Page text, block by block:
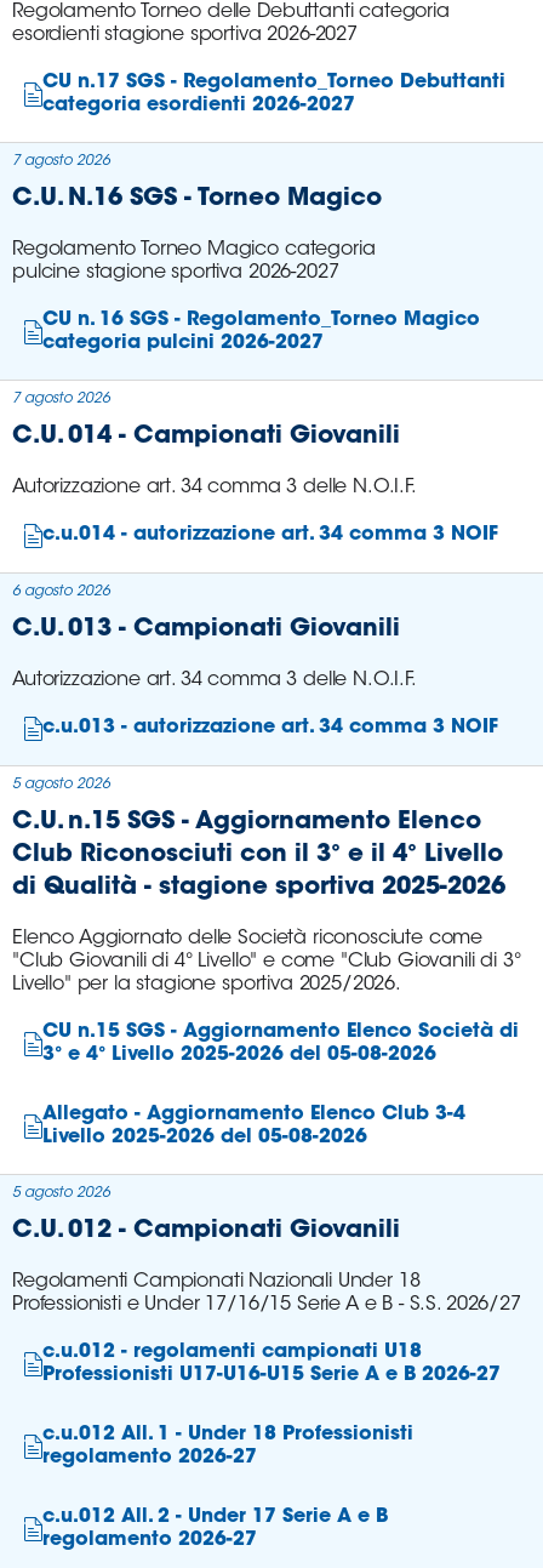
Media
Contatti
Assicurazione
Regolamento Torneo delle Debuttanti categoria
esordienti stagione sportiva 2026-2027
CU n.17 SGS - Regolamento_Torneo Debuttanti
categoria esordienti 2026-2027
C.U. N.16 SGS - Torneo Magico
Regolamento Torneo Magico categoria
pulcine stagione sportiva 2026-2027
CU n. 16 SGS - Regolamento_Torneo Magico
categoria pulcini 2026-2027
7 agosto 2026
C.U. 014 - Campionati Giovanili
Autorizzazione art. 34 comma 3 delle N.O.I.F.
c.u.014 - autorizzazione art. 34 comma 3 NOIF
7 agosto 2026
C.U. 013 - Campionati Giovanili
Autorizzazione art. 34 comma 3 delle N.O.I.F.
c.u.013 - autorizzazione art. 34 comma 3 NOIF
6 agosto 2026
C.U. n.15 SGS - Aggiornamento Elenco
Club Riconosciuti con il 3° e il 4° Livello
di Qualità - stagione sportiva 2025-2026
Elenco Aggiornato delle Società riconosciute come
"Club Giovanili di 4° Livello" e come "Club Giovanili di 3°
Livello" per la stagione sportiva 2025/2026.
CU n.15 SGS - Aggiornamento Elenco Società di
3° e 4° Livello 2025-2026 del 05-08-2026
Allegato - Aggiornamento Elenco Club 3-4
Livello 2025-2026 del 05-08-2026
5 agosto 2026
C.U. 012 - Campionati Giovanili
Regolamenti Campionati Nazionali Under 18
Professionisti e Under 17/16/15 Serie A e B - S.S. 2026/27
c.u.012 - regolamenti campionati U18
Professionisti U17-U16-U15 Serie A e B 2026-27
c.u.012 All. 1 - Under 18 Professionisti
regolamento 2026-27
c.u.012 All. 2 - Under 17 Serie A e B
regolamento 2026-27
5 agosto 2026